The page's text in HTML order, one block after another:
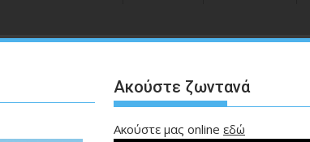
Ακούστε ζωντανά
Ακούστε μας online εδώ